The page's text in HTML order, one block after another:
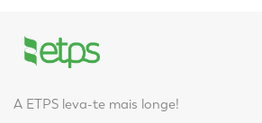
A ETPS leva-te mais longe!